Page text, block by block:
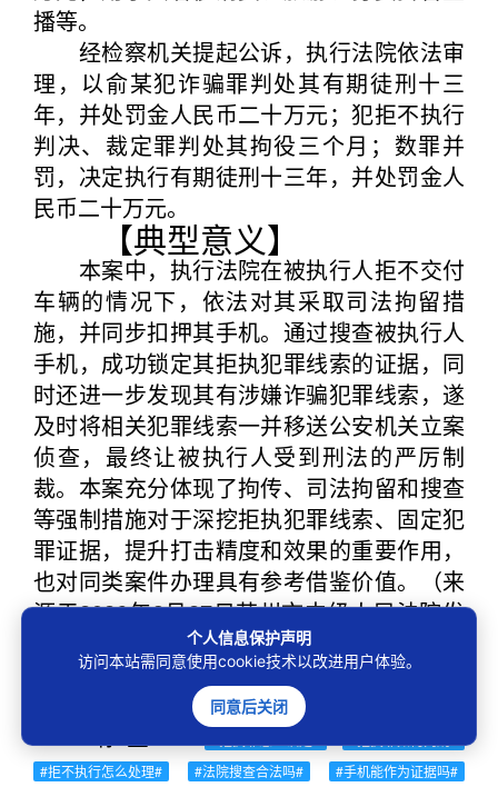
播等。
经检察机关提起公诉，执行法院依法审
理，以俞某犯诈骗罪判处其有期徒刑十三
年，并处罚金人民币二十万元；犯拒不执行
判决、裁定罪判处其拘役三个月；数罪并
罚，决定执行有期徒刑十三年，并处罚金人
民币二十万元。
【典型意义】
本案中，执行法院在被执行人拒不交付
车辆的情况下，依法对其采取司法拘留措
施，并同步扣押其手机。通过搜查被执行人
手机，成功锁定其拒执犯罪线索的证据，同
时还进一步发现其有涉嫌诈骗犯罪线索，遂
及时将相关犯罪线索一并移送公安机关立案
侦查，最终让被执行人受到刑法的严厉制
裁。本案充分体现了拘传、司法拘留和搜查
等强制措施对于深挖拒执犯罪线索、固定犯
罪证据，提升打击精度和效果的重要作用，
也对同类案件办理具有参考借鉴价值。（来
源于2026年3月27日苏州市中级人民法院发
布的2025年度全市政法机关联合打击拒执犯
罪典型案例）
标签：
#拒不执行怎么处理#
#法院搜查合法吗#
#手机能作为证据吗#
个人信息保护声明
访问本站需同意使用cookie技术以改进用户体验。
同意后关闭